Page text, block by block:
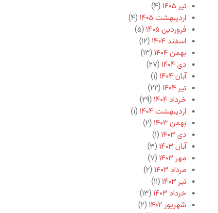
تیر ۱۴۰۵
(۴)
اردیبهشت ۱۴۰۵
(۴)
فروردین ۱۴۰۵
(۵)
اسفند ۱۴۰۴
(۱۲)
بهمن ۱۴۰۴
(۱۳)
دی ۱۴۰۴
(۲۷)
آبان ۱۴۰۴
(۱)
تیر ۱۴۰۴
(۲۲)
خرداد ۱۴۰۴
(۲۹)
اردیبهشت ۱۴۰۴
(۱)
بهمن ۱۴۰۳
(۲)
دی ۱۴۰۳
(۱)
آبان ۱۴۰۳
(۳)
مهر ۱۴۰۳
(۷)
مرداد ۱۴۰۳
(۲)
تیر ۱۴۰۳
(۱۱)
خرداد ۱۴۰۳
(۱۳)
شهریور ۱۴۰۲
(۲)